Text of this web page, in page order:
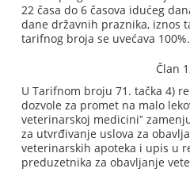
22 časa do 6 časova idućeg
dane državnih praznika, iznos
tarifnog broja se uvećava
Član
U Tarifnom broju 71. tačka 4)
dozvole za promet na malo
veterinarskoj mediciniˮ
za utvrđivanje uslova za
veterinarskih apoteka i upis u
preduzetnika za obavljanje